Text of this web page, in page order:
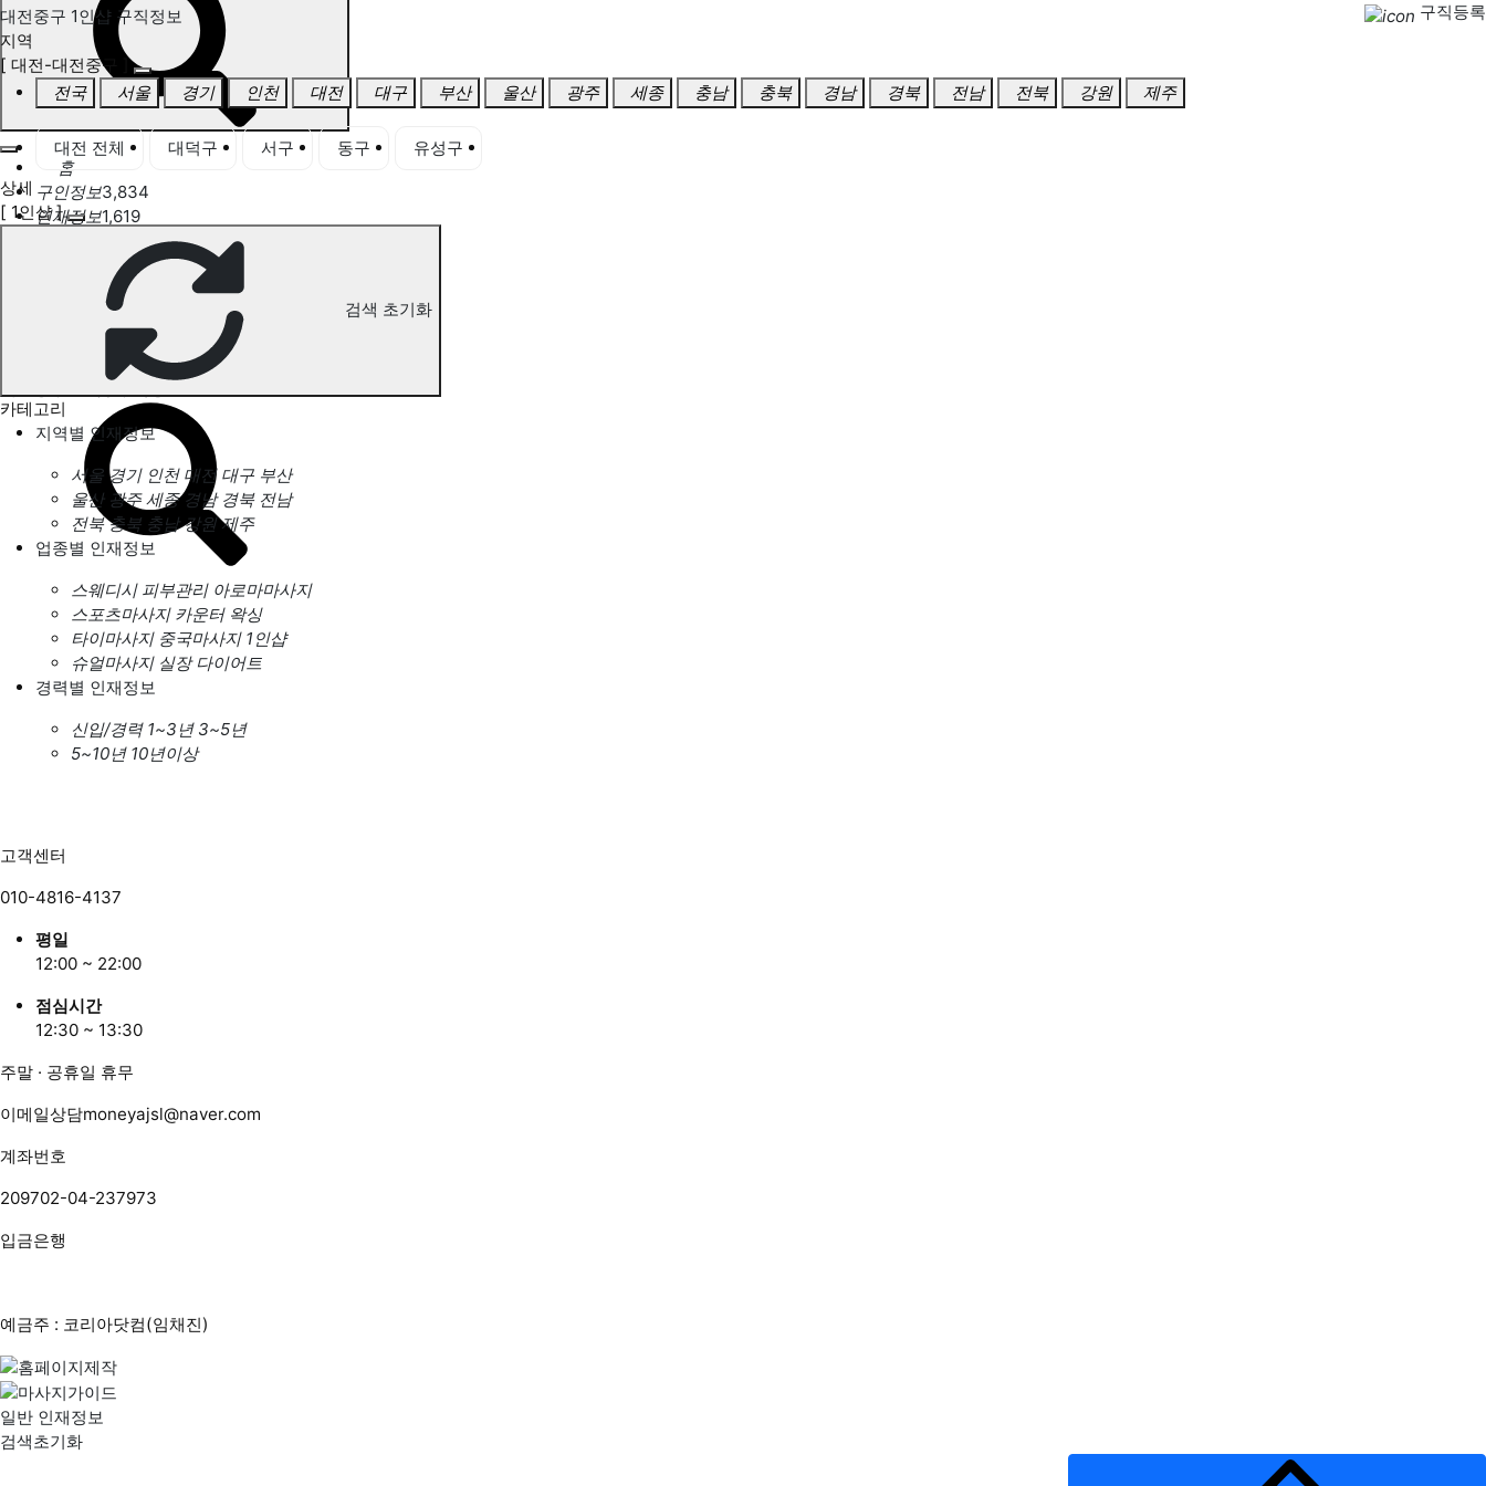
홈
구인정보3,834
인재정보1,619
고객센터
전국업체정보 마사지가이드
업체 서비스 관리
개인 서비스 관리
대전중구 1인샵 구직정보
구직등록
지역
[ 대전-대전중구 ]
전국
서울 경기 인천 대전 대구 부산 울산 광주 세종 충남 충북 경남 경북 전남 전북 강원 제주
대전 전체 대덕구 서구 동구 유성구
상세
[ 1인샵 ]
검색 초기화
카테고리
지역별 인재정보
서울 경기 인천 대전 대구 부산
울산 광주 세종 경남 경북 전남
전북 충북 충남 강원 제주
업종별 인재정보
스웨디시 피부관리 아로마마사지
스포츠마사지 카운터 왁싱
타이마사지 중국마사지 1인샵
슈얼마사지 실장 다이어트
경력별 인재정보
신입/경력 1~3년 3~5년
5~10년 10년이상
고객센터
010-4816-4137
평일
12:00 ~ 22:00
점심시간
12:30 ~ 13:30
주말 · 공휴일 휴무
이메일상담moneyajsl@naver.com
계좌번호
209702-04-237973
입금은행
예금주 : 코리아닷컴(임채진)
일반 인재정보
검색초기화